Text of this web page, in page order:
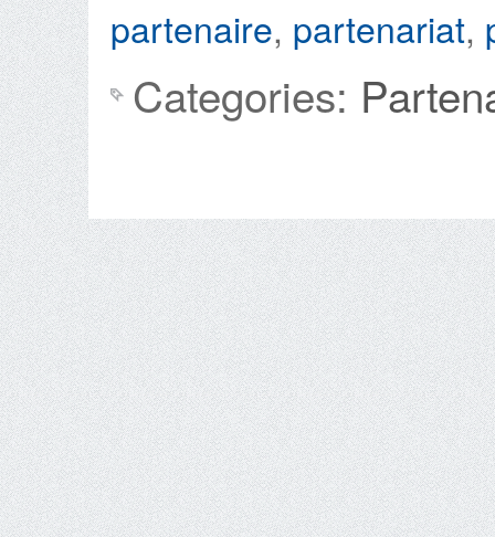
partenaire, partenariat,
Categories: